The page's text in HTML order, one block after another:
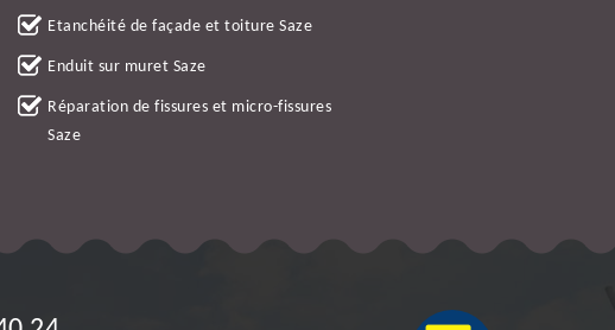
Etanchéité de façade et toiture Saze
Enduit sur muret Saze
Réparation de fissures et micro-fissures
Saze